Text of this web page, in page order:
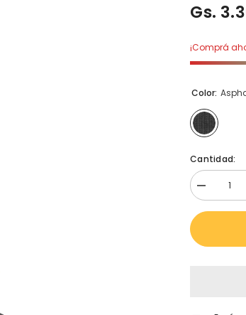
Gs.
¡Comprá
Color:
Cantidad:
Disminuir
cantidad
para
Bebé